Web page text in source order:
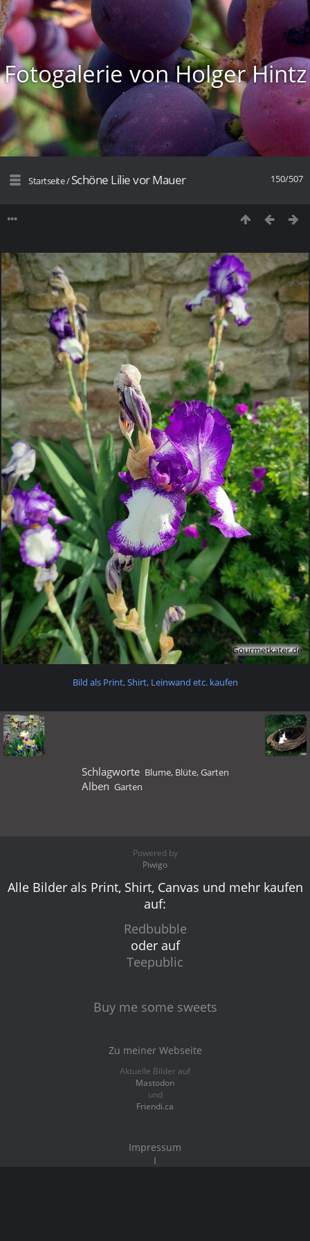
Fotogalerie von Holger Hintz
150/507
Startseite/Schöne Lilie vor Mauer
Bild als Print, Shirt, Leinwand etc. kaufen
Schlagworte Blume, Blüte,Garten
Alben Garten
Powered by
Piwigo
Alle Bilder als Print, Shirt, Canvas und mehr kaufen
auf:
Redbubble
oder auf
Teepublic
Buy me some sweets
Zu meiner Webseite
Aktuelle Bilder auf
Mastodon
und
Friendi.ca
Impressum
I